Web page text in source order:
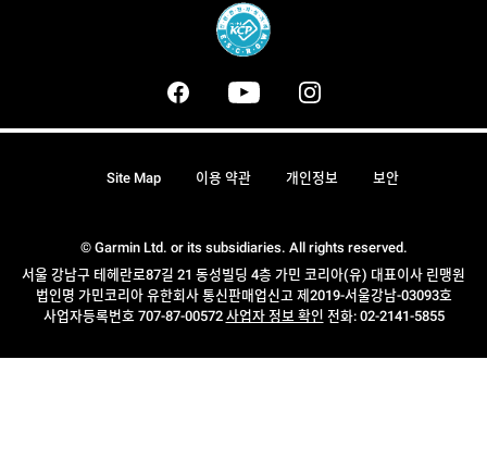
© Garmin Ltd. or its subsidiaries. All rights reserved.
서울 강남구 테헤란로87길 21 동성빌딩 4층 가민 코리아(유) 대표이사 린맹원
법인명 가민코리아 유한회사 통신판매업신고 제2019-서울강남-03093호
사업자등록번호 707-87-00572 사업자 정보 확인 전화: 02-2141-5855
Site Map 이용 약관 개인정보 보안